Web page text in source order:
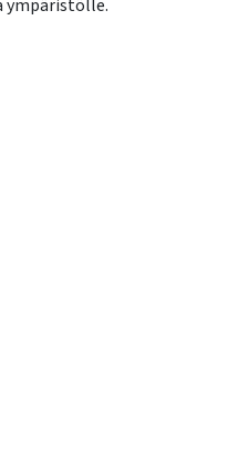
ympäristölle.